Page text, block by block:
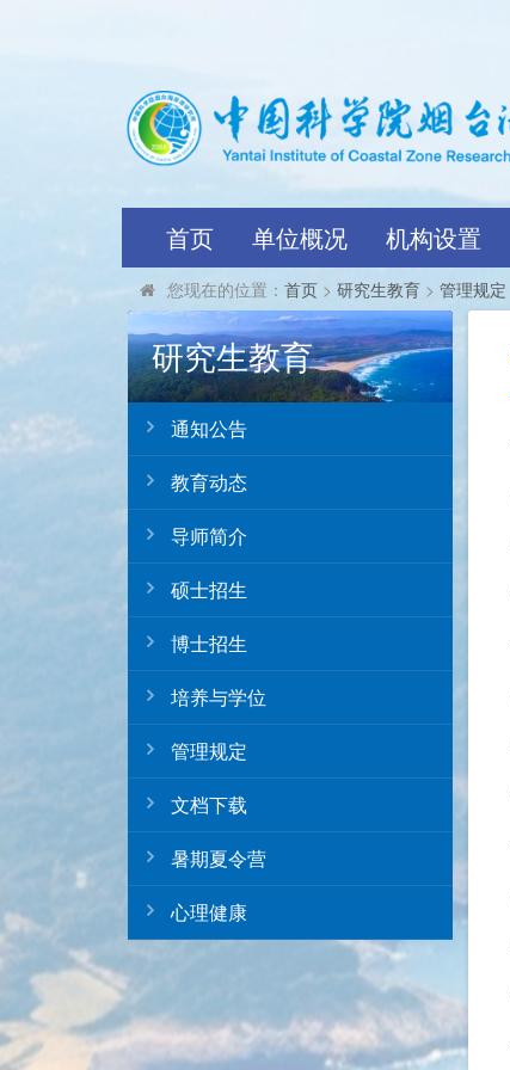
首页 单位概况 机构设置
您现在的位置： 首页 > 研究生教育 > 管理规定
研究生教育
通知公告
教育动态
导师简介
硕士招生
博士招生
培养与学位
管理规定
文档下载
暑期夏令营
心理健康